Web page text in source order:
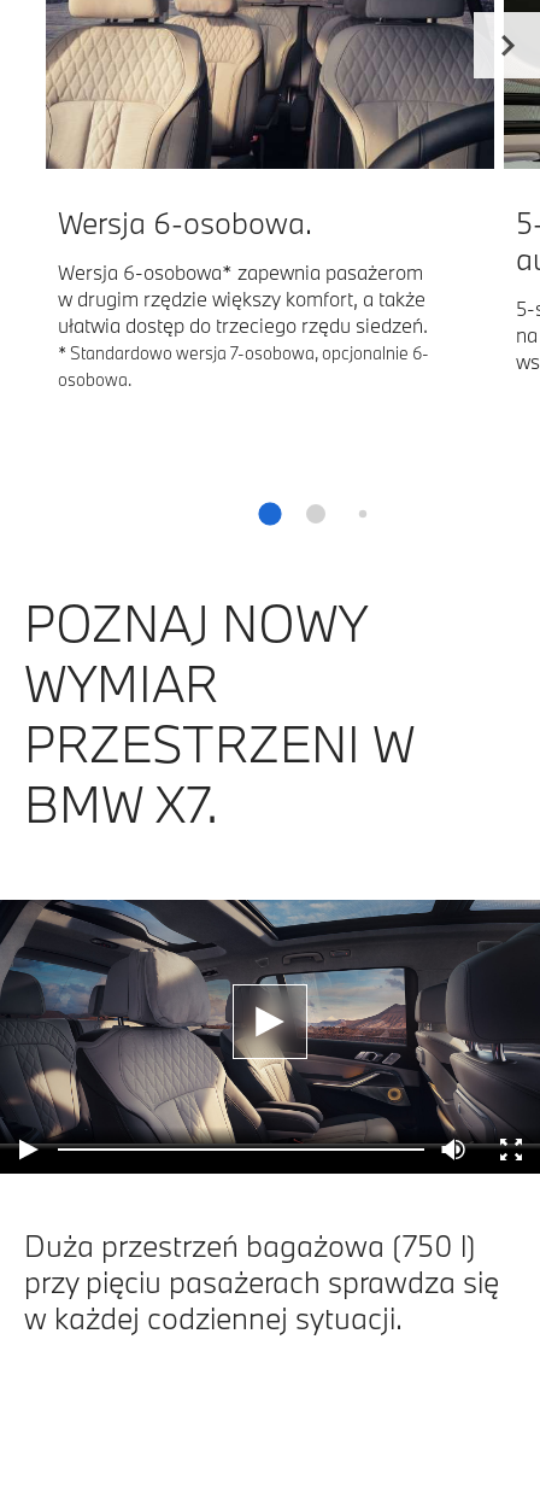
Wersja 6-osobowa.
Wersja 6-osobowa* zapewnia pasażerom
w drugim rzędzie większy komfort, a także
ułatwia dostęp do trzeciego rzędu siedzeń.
* Standardowo wersja 7-osobowa, opcjonalnie 6-
osobowa.
5-
POZNAJ NOWY
WYMIAR
PRZESTRZENI W
BMW X7.
Duża przestrzeń bagażowa (750 l)
przy pięciu pasażerach sprawdza się
w każdej codziennej sytuacji.